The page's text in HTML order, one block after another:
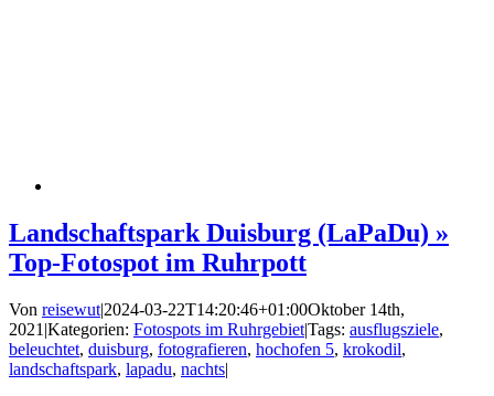
Landschaftspark Duisburg (LaPaDu) »
Top-Fotospot im Ruhrpott
Von reisewut|2024-03-22T14:20:46+01:00Oktober 14th,
2021 |Kategorien: Fotospots im Ruhrgebiet|Tags: ausflugsziele,
beleuchtet, duisburg, fotografieren, hochofen 5, krokodil,
landschaftspark, lapadu, nachts|